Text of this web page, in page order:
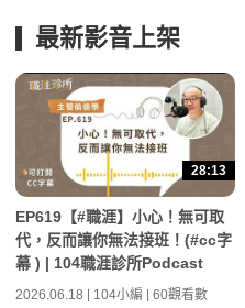
最新影音上架
28:13
EP619【#職涯】小心！無可取
代，反而讓你無法接班！(#cc字
幕 ) | 104職涯診所Podcast
2026.06.18 | 104小編 | 60觀看數